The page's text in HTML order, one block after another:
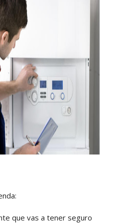
que vas a tener seguro